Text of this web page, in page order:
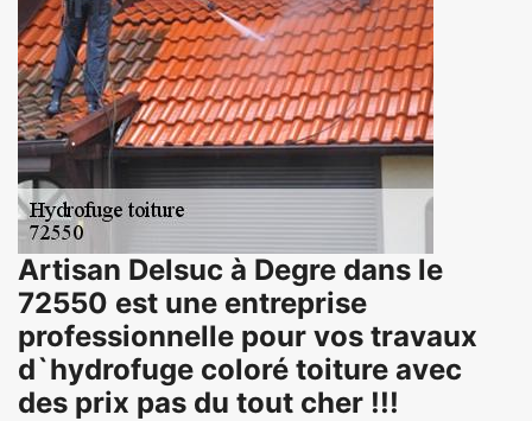
Artisan Delsuc à Degre dans le
72550 est une entreprise
professionnelle pour vos travaux
d`hydrofuge coloré toiture avec
des prix pas du tout cher !!!